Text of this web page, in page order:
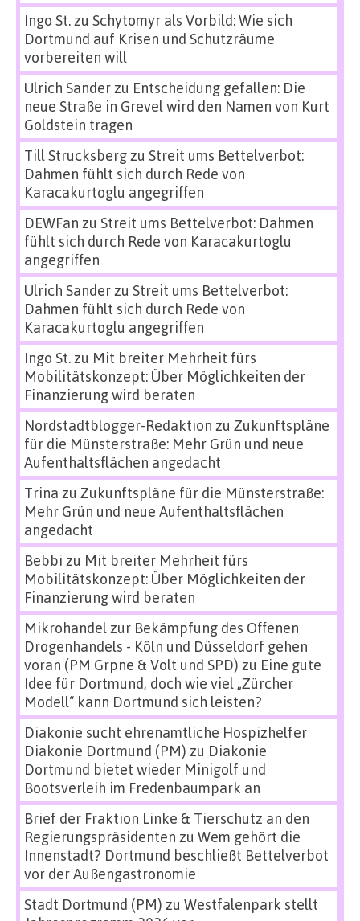
Ingo St.zu Schytomyr als Vorbild: Wie sich
Dortmund auf Krisen und Schutzräume
vorbereiten will
Ulrich Sanderzu Entscheidung gefallen: Die
neue Straße in Grevel wird den Namen von Kurt
Goldstein tragen
Till Strucksbergzu Streit ums Bettelverbot:
Dahmen fühlt sich durch Rede von
Karacakurtoglu angegriffen
DEWFan zu Streit ums Bettelverbot: Dahmen
fühlt sich durch Rede von Karacakurtoglu
angegriffen
Ulrich Sanderzu Streit ums Bettelverbot:
Dahmen fühlt sich durch Rede von
Karacakurtoglu angegriffen
Ingo St.zu Mit breiter Mehrheit fürs
Mobilitätskonzept: Über Möglichkeiten der
Finanzierung wird beraten
Nordstadtblogger-Redaktion zu Zukunftspläne
für die Münsterstraße: Mehr Grün und neue
Aufenthaltsflächen angedacht
Trina zu Zukunftspläne für die Münsterstraße:
Mehr Grün und neue Aufenthaltsflächen
angedacht
Bebbi zu Mit breiter Mehrheit fürs
Mobilitätskonzept: Über Möglichkeiten der
Finanzierung wird beraten
Mikrohandel zur Bekämpfung des Offenen
Drogenhandels - Köln und Düsseldorf gehen
voran (PM Grpne & Volt und SPD) zu Eine gute
Idee für Dortmund, doch wie viel „Zürcher
Modell“ kann Dortmund sich leisten?
Diakonie sucht ehrenamtliche Hospizhelfer
Diakonie Dortmund (PM) zu Diakonie
Dortmund bietet wieder Minigolf und
Bootsverleih im Fredenbaumpark an
Brief der Fraktion Linke & Tierschutz an den
Regierungspräsidenten zu Wem gehört die
Innenstadt? Dortmund beschließt Bettelverbot
vor der Außengastronomie
Stadt Dortmund (PM) zu Westfalenpark stellt